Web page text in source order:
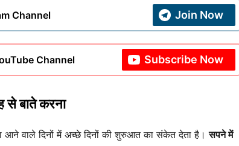
Channel Join Now
Channel Subscribe Now
से बाते करना
आने वाले दिनों में अच्छे दिनों की शुरुआत का संकेत देता है।सपने में